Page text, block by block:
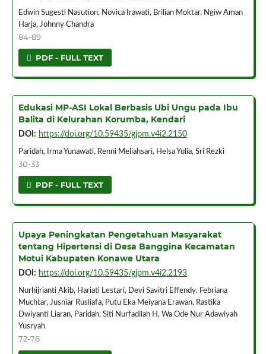
Edwin Sugesti Nasution, Novica Irawati, Brilian Moktar, Ngiw Aman
Harja, Johnny Chandra
84-89
PDF - FULL TEXT
Edukasi MP-ASI Lokal Berbasis Ubi Ungu pada Ibu
Balita di Kelurahan Korumba, Kendari
DOI: https://doi.org/10.59435/gjpm.v4i2.2150
Paridah, Irma Yunawati, Renni Meliahsari, Helsa Yulia, Sri Rezki
30-33
PDF - FULL TEXT
Upaya Peningkatan Pengetahuan Masyarakat
tentang Hipertensi di Desa Banggina Kecamatan
Motui Kabupaten Konawe Utara
DOI: https://doi.org/10.59435/gjpm.v4i2.2193
Nurhijrianti Akib, Hariati Lestari, Devi Savitri Effendy, Febriana
Muchtar, Jusniar Rusliafa, Putu Eka Meiyana Erawan, Rastika
Dwiyanti Liaran, Paridah, Siti Nurfadilah H, Wa Ode Nur Adawiyah
Yusryah
72-76